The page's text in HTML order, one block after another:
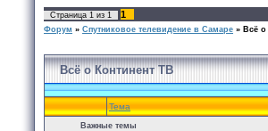
Страница 1 из 1 1
Форум » Спутниковое телевидение в Самаре » Всё о
Всё о Континент ТВ
Тема
Важные темы